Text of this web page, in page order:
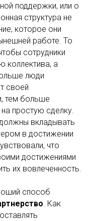
поддержки, или о
структура не
которое они
работе. То
сотрудники
коллектива, а
люди
своей
тем больше
простую сделку.
вкладывать
в достижении
что
достижениями
их вовлеченность.
способ
. Как